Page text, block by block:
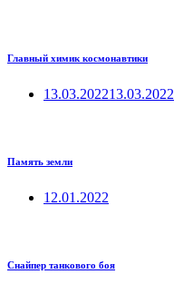
Главный химик космонавтики
13.03.202213.03.2022
Память земли
12.01.2022
Снайпер танкового боя